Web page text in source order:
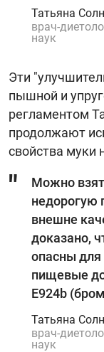
Татьяна
врач-
наук
Эти
пышной и
регламентом
продолжают
свойства муки
Можно
недорогую
внешне
доказано,
опасны для
пищевые
E924b
Татьяна
врач-
наук